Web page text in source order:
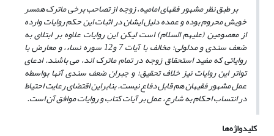
بر طبق نظر مشهور فقهای امامیه، زوجه از تصاحب برخی ماترک همسر
خویش محروم بوده و عمده دلیل ایشان در اثبات این حکم روایات وارده
از معصومین (علیهم السلام) است لیکن این روایات علاوه بر ابتلای به
ضعف سندی و مدلولی؛ مخالف با آیات 7 و12 سوره نساء، و معارض با
روایاتی که مفید استحقاق زوجه در تمام ماترک اند، می باشند.ادعای
تواتر این روایات نیز خلاف تحقیق؛ و جبران ضعف سندی آنها بواسطه
عمل مشهور فقیهان هم قابل دفاع نیست.بنابراین اقتضای رعایت احتیاط
در انتساب احکام به شارع، عمل بر آیات کتاب و روایات موافق آن است.
کلیدواژه‌ها